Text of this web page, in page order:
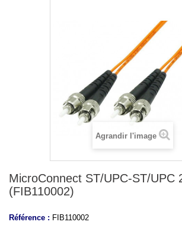
Agrandir l'image
MicroConnect ST/UPC-ST/UPC
(FIB110002)
Référence : FIB110002